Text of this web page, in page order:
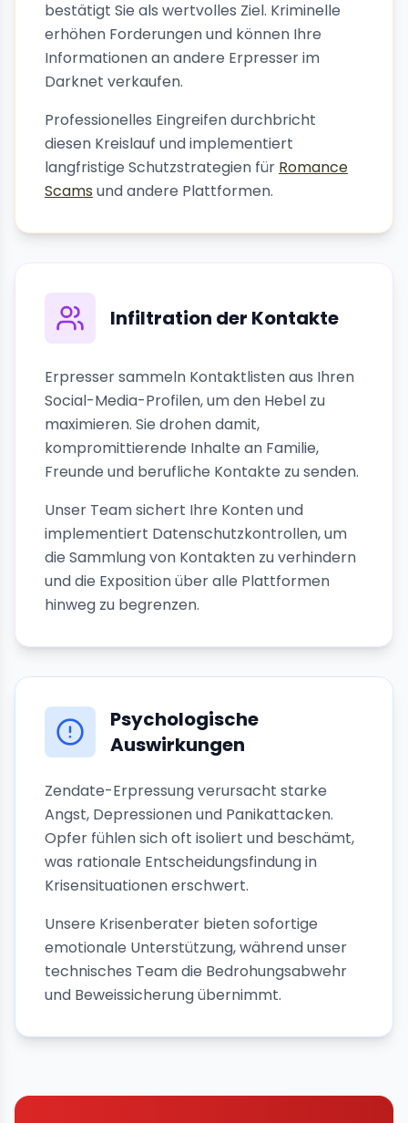
bestätigt Sie als wertvolles Ziel. Kriminelle
erhöhen Forderungen und können Ihre
Informationen an andere Erpresser im
Darknet verkaufen.
Professionelles Eingreifen durchbricht
diesen Kreislauf und implementiert
langfristige Schutzstrategien für Romance
Scams und andere Plattformen.
Infiltration der Kontakte
Erpresser sammeln Kontaktlisten aus Ihren
Social-Media-Profilen, um den Hebel zu
maximieren. Sie drohen damit,
kompromittierende Inhalte an Familie,
Freunde und berufliche Kontakte zu senden.
Unser Team sichert Ihre Konten und
implementiert Datenschutzkontrollen, um
die Sammlung von Kontakten zu verhindern
und die Exposition über alle Plattformen
hinweg zu begrenzen.
Psychologische
Auswirkungen
Zendate-Erpressung verursacht starke
Angst, Depressionen und Panikattacken.
Opfer fühlen sich oft isoliert und beschämt,
was rationale Entscheidungsfindung in
Krisensituationen erschwert.
Unsere Krisenberater bieten sofortige
emotionale Unterstützung, während unser
technisches Team die Bedrohungsabwehr
und Beweissicherung übernimmt.